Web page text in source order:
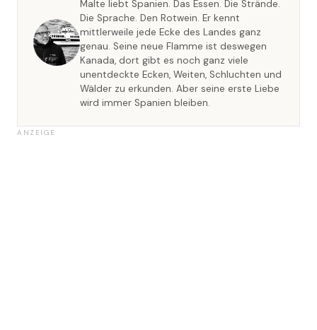
Malte liebt Spanien. Das Essen. Die Strände.
Die Sprache. Den Rotwein. Er kennt
mittlerweile jede Ecke des Landes ganz
genau. Seine neue Flamme ist deswegen
Kanada, dort gibt es noch ganz viele
unentdeckte Ecken, Weiten, Schluchten und
Wälder zu erkunden. Aber seine erste Liebe
wird immer Spanien bleiben.
ANZEIGE